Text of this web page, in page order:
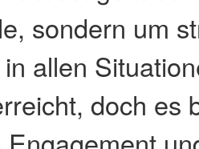
sondern um
allen
doch es